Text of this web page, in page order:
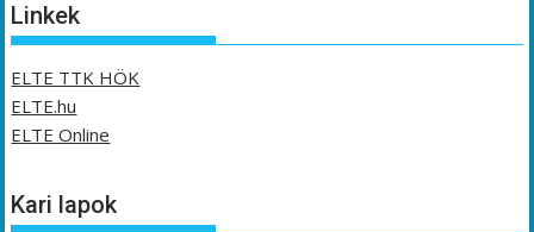
Linkek
ELTE TTK HÖK
ELTE.hu
ELTE Online
Kari lapok